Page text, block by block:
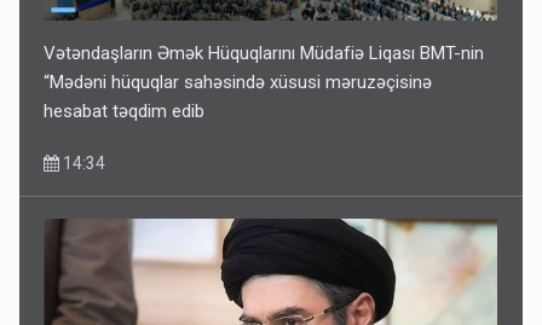
Vətəndaşların Əmək Hüquqlarını Müdafiə Liqası BMT-nin
“Mədəni hüquqlar sahəsində xüsusi məruzəçisinə
hesabat təqdim edib
14:34